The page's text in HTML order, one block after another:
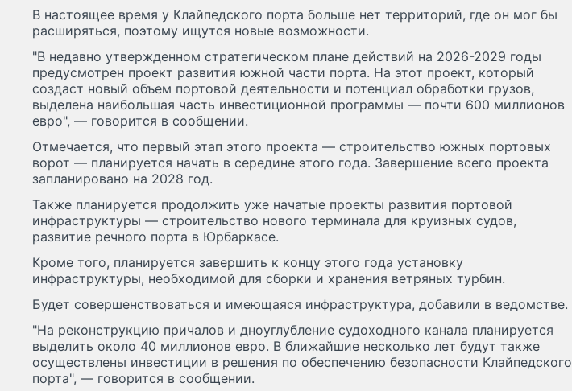
В настоящее время у Клайпедского порта больше нет территорий, где он мог бы
расширяться, поэтому ищутся новые возможности.
"В недавно утвержденном стратегическом плане действий на 2026-2029 годы
предусмотрен проект развития южной части порта. На этот проект, который
создаст новый объем портовой деятельности и потенциал обработки грузов,
выделена наибольшая часть инвестиционной программы — почти 600 миллионов
евро", — говорится в сообщении.
Отмечается, что первый этап этого проекта — строительство южных портовых
ворот — планируется начать в середине этого года. Завершение всего проекта
запланировано на 2028 год.
Также планируется продолжить уже начатые проекты развития портовой
инфраструктуры — строительство нового терминала для круизных судов,
развитие речного порта в Юрбаркасе.
Кроме того, планируется завершить к концу этого года установку
инфраструктуры, необходимой для сборки и хранения ветряных турбин.
Будет совершенствоваться и имеющаяся инфраструктура, добавили в ведомстве.
"На реконструкцию причалов и дноуглубление судоходного канала планируется
выделить около 40 миллионов евро. В ближайшие несколько лет будут также
осуществлены инвестиции в решения по обеспечению безопасности Клайпедского
порта", — говорится в сообщении.